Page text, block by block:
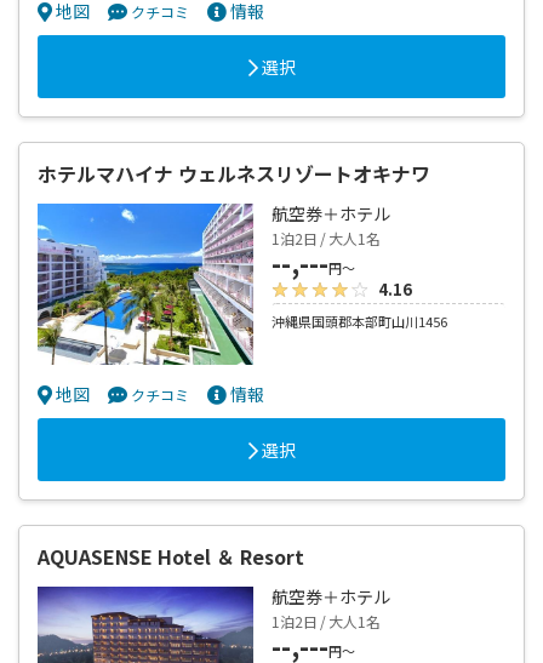
地図 クチコミ 情報
選択
ホテルマハイナ ウェルネスリゾートオキナワ
航空券＋ホテル
1泊2日 / 大人1名
--,---円～
4.16
沖縄県国頭郡本部町山川1456
地図 クチコミ 情報
選択
AQUASENSE Hotel ＆ Resort
航空券＋ホテル
1泊2日 / 大人1名
--,---円～